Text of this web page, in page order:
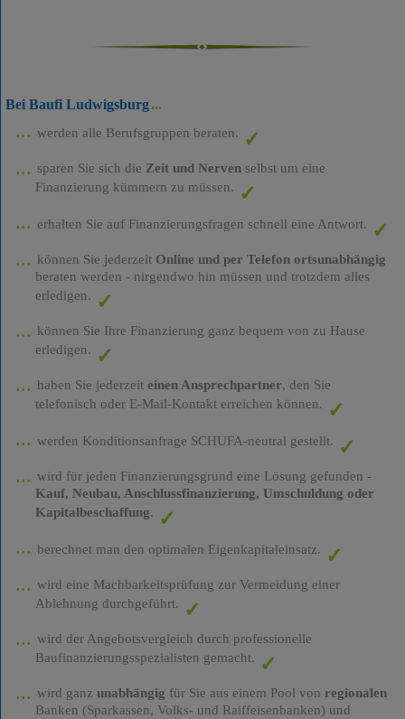
Bei Baufi Ludwigsburg
werden alle Berufsgruppen beraten.
sparen Sie sich die Zeit und Nervenselbst um eine
Finanzierung kümmern zu müssen.
erhalten Sie auf Finanzierungsfragen schnell eine Antwort.
können Sie jederzeit Online und per Telefon ortsunabhängig
beraten werden - nirgendwo hin müssen und trotzdem alles
erledigen.
können Sie Ihre Finanzierung ganz bequem von zu Hause
erledigen.
haben Sie jederzeit einen Ansprechpartner, den Sie
telefonisch oder E-Mail-Kontakt erreichen können.
werden Konditionsanfrage SCHUFA-neutral gestellt.
wird für jeden Finanzierungsgrund eine Lösung gefunden -
Kauf, Neubau, Anschlussfinanzierung, Umschuldung oder
Kapitalbeschaffung.
berechnet man den optimalen Eigenkapitaleinsatz.
wird eine Machbarkeitsprüfung zur Vermeidung einer
Ablehnung durchgeführt.
wird der Angebotsvergleich durch professionelle
Baufinanzierungsspezialisten gemacht.
wird ganz unabhängig für Sie aus einem Pool von regionalen
Banken (Sparkassen, Volks- und Raiffeisenbanken) und